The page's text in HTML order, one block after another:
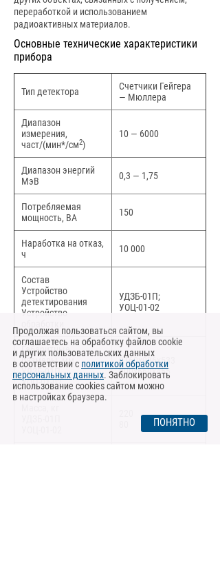
переработкой и использованием
радиоактивных материалов.
Основные технические характеристики
прибора
Тип детектора
Счетчики Гейгера
— Мюллера
Диапазон
измерения,
част/(мин*/см2)
10 — 6000
Диапазон энергий
МэВ
0,3 — 1,75
Потребляемая
мощность, ВА
150
Наработка на отказ,
ч
10 000
Состав
Устройство
детектирования
Устройство
УДЗБ-01П;
УОЦ-01-02
Габаритные
размеры, мм
УДЗБ-01П
УОЦ-01-02
2160х936х533
800х660х455
Продолжая пользоваться сайтом, вы
соглашаетесь на обработку файлов cookie
и других пользовательских данных
в соответствии с политикой обработки
персональных данных. Заблокировать
использование cookies сайтом можно
в настройках браузера.
ПОНЯТНО